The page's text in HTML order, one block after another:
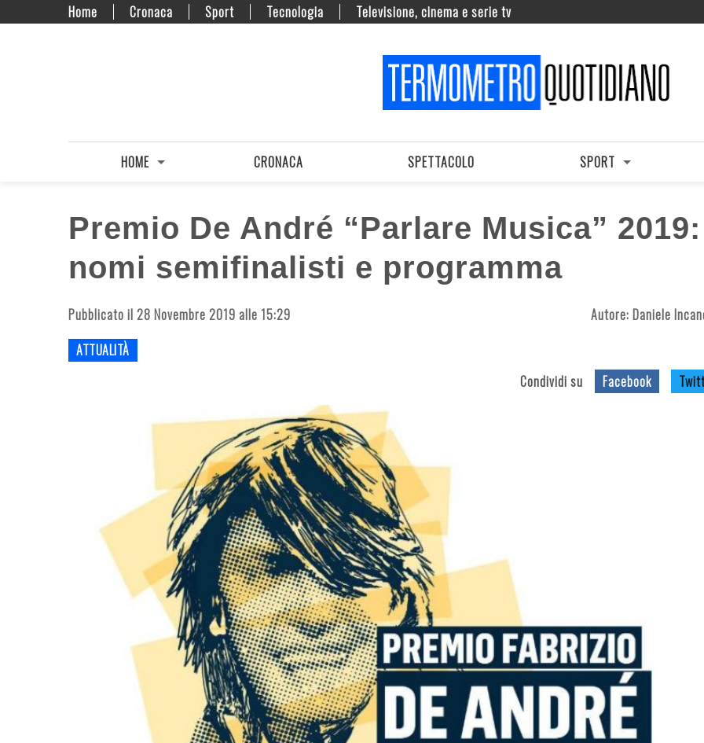
Home Cronaca Sport Tecnologia Televisione, cinema e serie tv
HOME CRONACA SPETTACOLO SPORT
Premio De André “Parlare Musica” 2019:
nomi semifinalisti e programma
Pubblicato il 28 Novembre 2019 alle 15:29 Autore: Daniele
ATTUALITÀ
Condividi su
Facebook